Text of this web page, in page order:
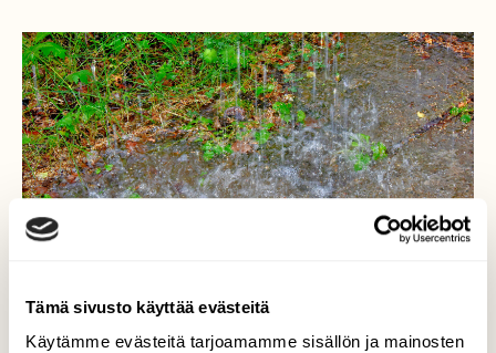
Tämä sivusto käyttää evästeitä
Käytämme evästeitä tarjoamamme sisällön ja mainosten